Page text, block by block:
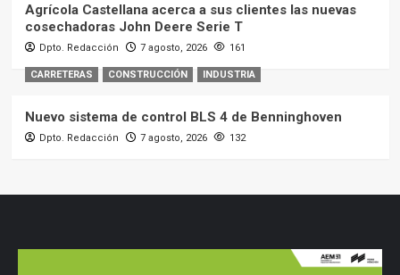
Agrícola Castellana acerca a sus clientes las nuevas
cosechadoras John Deere Serie T
Dpto. Redacción 7 agosto, 2026 161
CARRETERAS CONSTRUCCIÓN INDUSTRIA
Nuevo sistema de control BLS 4 de Benninghoven
Dpto. Redacción 7 agosto, 2026 132